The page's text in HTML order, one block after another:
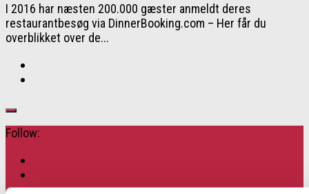
I 2016 har næsten 200.000 gæster anmeldt deres
restaurantbesøg via DinnerBooking.com – Her får du
overblikket over de...
Follow: